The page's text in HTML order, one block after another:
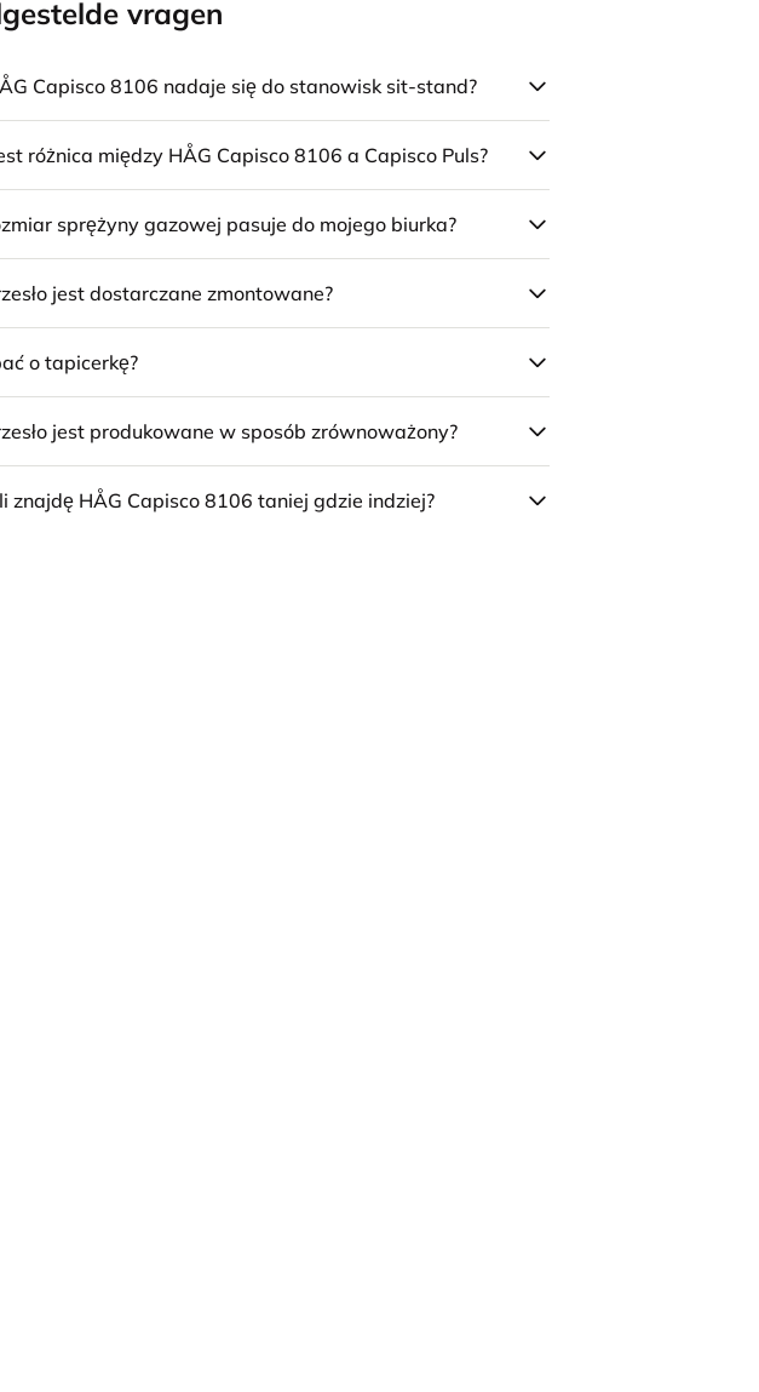
vragen
Capisco 8106 nadaje się do stanowisk sit-stand?
różnica między HÅG Capisco 8106 a Capisco Puls?
sprężyny gazowej pasuje do mojego biurka?
jest dostarczane zmontowane?
o tapicerkę?
jest produkowane w sposób zrównoważony?
znajdę HÅG Capisco 8106 taniej gdzie indziej?